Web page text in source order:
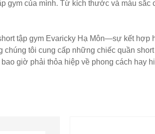
gym của mình. Từ kích thước và màu
tập gym Evaricky Hạ Môn—sự kết
tôi cung cấp những chiếc quần
giờ phải thỏa hiệp về phong cách hay